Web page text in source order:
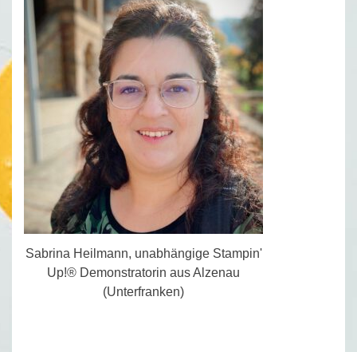
Sabrina Heilmann, unabhängige Stampin'
Up!® Demonstratorin aus Alzenau
(Unterfranken)